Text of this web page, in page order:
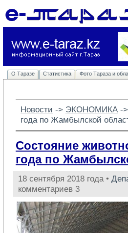
О Таразе Статистика Фото Тараза и
Новости -> ЭКОНОМИКА ->
года по Жамбылской
Состояние
года по
18 сентября 2018 года •
комментариев 3